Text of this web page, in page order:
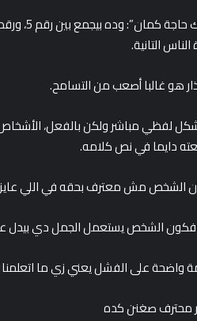
التانية.
لفظي مباشر ولكن بالفعل، الأشخاص
دايما في نص كلامه.